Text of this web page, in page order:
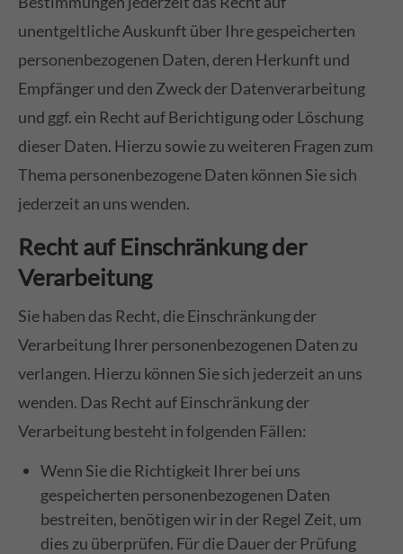
unentgeltliche Auskunft über Ihre gespeicherten
personenbezogenen Daten, deren Herkunft und
Empfänger und den Zweck der Datenverarbeitung
und ggf. ein Recht auf Berichtigung oder Löschung
dieser Daten. Hierzu sowie zu weiteren Fragen zum
Thema personenbezogene Daten können Sie sich
jederzeit an uns wenden.
Recht auf Einschränkung der
Verarbeitung
Sie haben das Recht, die Einschränkung der
Verarbeitung Ihrer personenbezogenen Daten zu
verlangen. Hierzu können Sie sich jederzeit an uns
wenden. Das Recht auf Einschränkung der
Verarbeitung besteht in folgenden Fällen:
Wenn Sie die Richtigkeit Ihrer bei uns
gespeicherten personenbezogenen Daten
bestreiten, benötigen wir in der Regel Zeit, um
dies zu überprüfen. Für die Dauer der Prüfung